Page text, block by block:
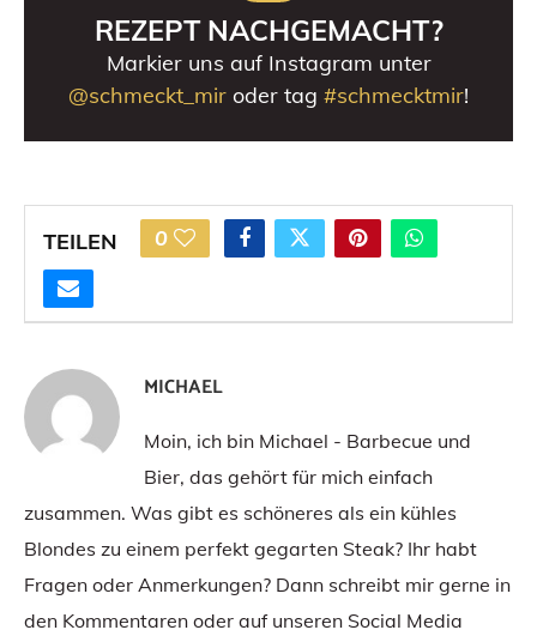
REZEPT NACHGEMACHT?
Markier uns auf Instagram unter
@schmeckt_mir oder tag #schmecktmir!
TEILEN 0
MICHAEL
Moin, ich bin Michael - Barbecue und
Bier, das gehört für mich einfach
zusammen. Was gibt es schöneres als ein kühles
Blondes zu einem perfekt gegarten Steak? Ihr habt
Fragen oder Anmerkungen? Dann schreibt mir gerne in
den Kommentaren oder auf unseren Social Media